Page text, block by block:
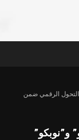
التحول الرقمي ضمن
و”نوبكو”